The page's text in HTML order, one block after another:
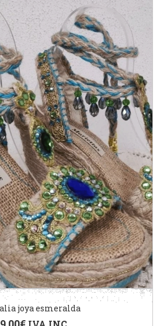
joya esmeralda